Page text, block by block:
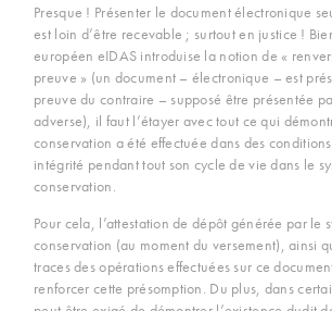
Presque ! Présenter le document électronique
est loin d’être recevable ; surtout en justice !
européen eIDAS introduise la notion de «
preuve » (un document – électronique – est
preuve du contraire – supposé être présentée
adverse), il faut l’étayer avec tout ce qui
conservation a été effectuée dans des
intégrité pendant tout son cycle de vie dans le
conservation.
Pour cela, l’attestation de dépôt générée par le
conservation (au moment du versement), ainsi
traces des opérations effectuées sur ce
renforcer cette présomption. Du plus, dans